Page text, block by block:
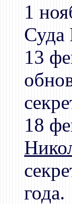
1
13
18
года.